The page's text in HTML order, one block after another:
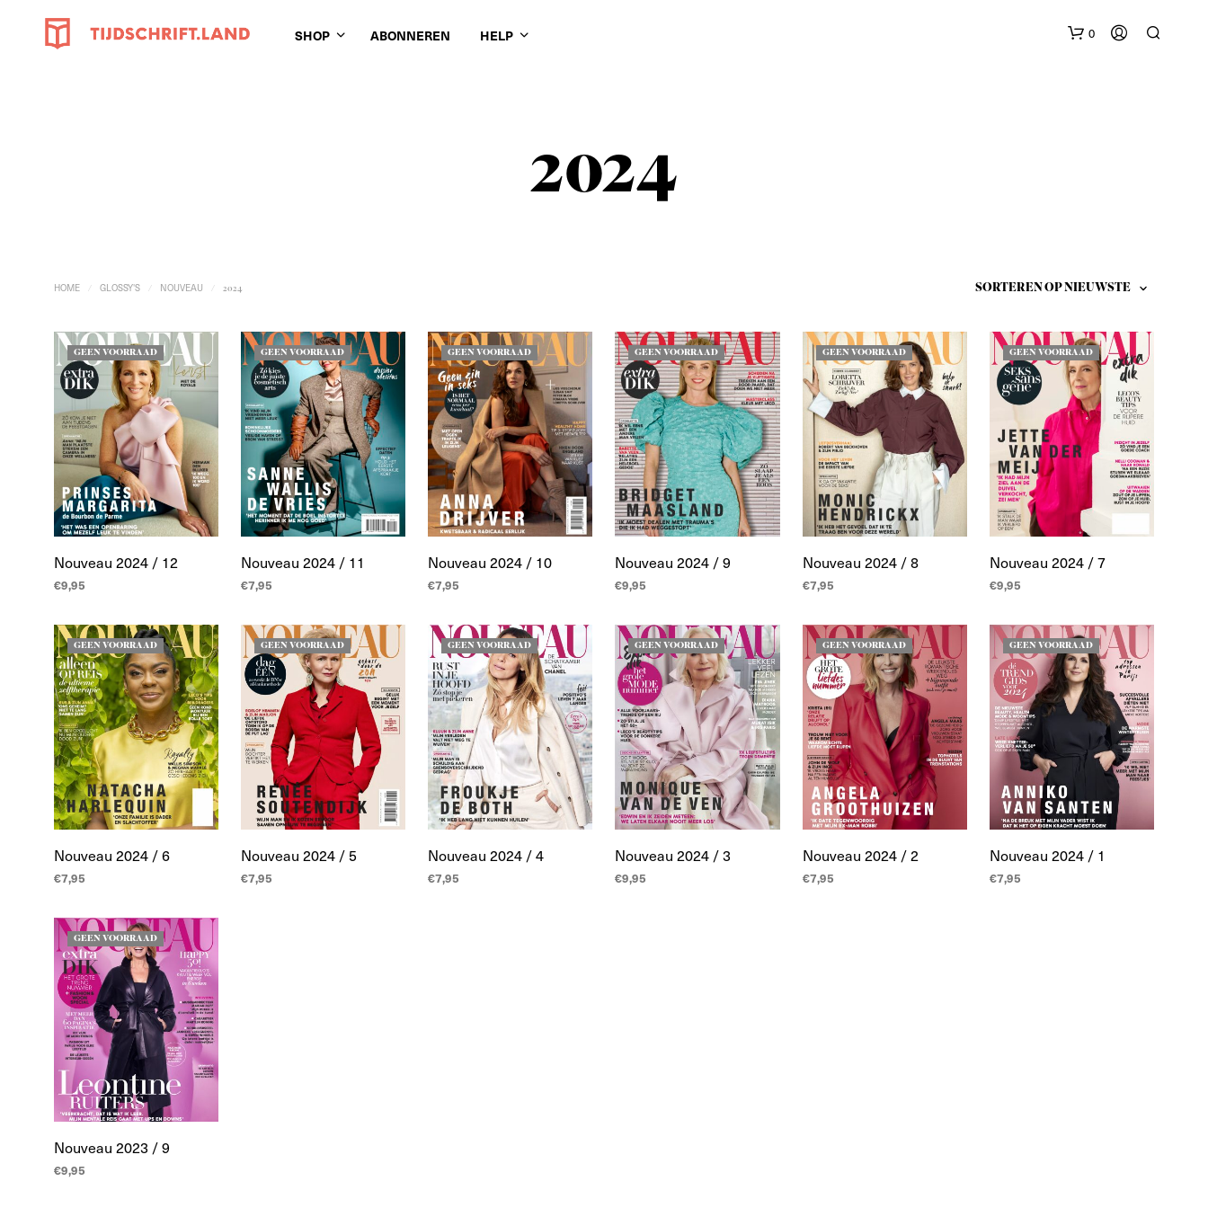
SHOP ABONNEREN HELP 0
E
R
O
D
U
C
T
N
I
N
D
W
L
W
A
G
E
N
.
2024
HOME / GLOSSY'S / NOUVEAU / 2024
GEEN VOORRAAD
Nouveau 2024 / 12
€9,95
GEEN VOORRAAD
Nouveau 2024 / 11
€7,95
GEEN VOORRAAD
Nouveau 2024 / 10
€7,95
GEEN VOORRAAD
Nouveau 2024 / 9
€9,95
GEEN VOORRAAD
Nouveau 2024 / 8
€7,95
GEEN VOORRAAD
Nouveau 2024 / 7
€9,95
GEEN VOORRAAD
Nouveau 2024 / 6
€7,95
GEEN VOORRAAD
Nouveau 2024 / 5
€7,95
GEEN VOORRAAD
Nouveau 2024 / 4
€7,95
GEEN VOORRAAD
Nouveau 2024 / 3
€9,95
GEEN VOORRAAD
Nouveau 2024 / 2
€7,95
GEEN VOORRAAD
Nouveau 2024 / 1
€7,95
GEEN VOORRAAD
Nouveau 2023 / 9
€9,95